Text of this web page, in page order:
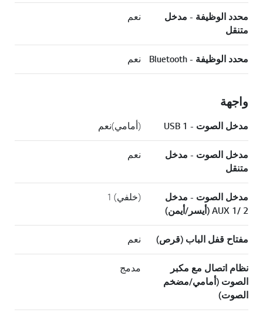
محدد الوظيفة - مدخل
متنقل
نعم
محدد الوظيفة - Bluetooth نعم
واجهة
مدخل الصوت - USB 1 (أمامي)نعم
مدخل الصوت - مدخل
متنقل
نعم
مدخل الصوت - مدخل
AUX 1/ 2 (أيسر/أيمن)
(خلفي) 1
مفتاح قفل الباب (قرص) نعم
نظام اتصال مع مكبر
الصوت (أمامي/مضخم
الصوت)
مدمج